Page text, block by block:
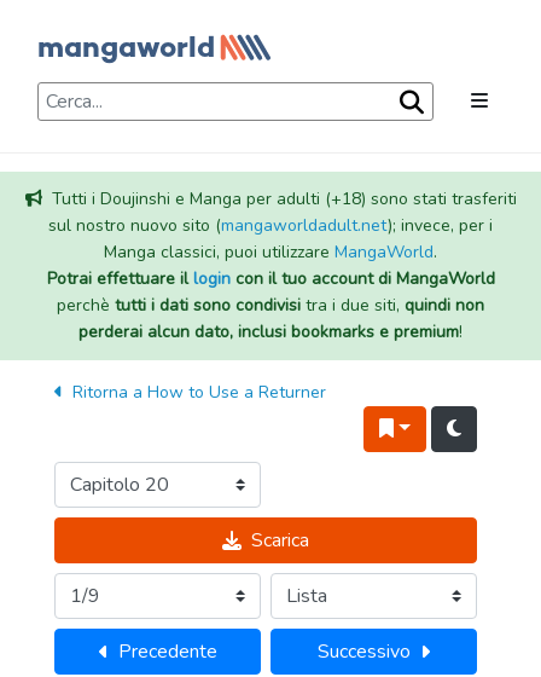
Tutti i Doujinshi e Manga per adulti (+18) sono stati trasferiti
sul nostro nuovo sito (mangaworldadult.net); invece, per i
Manga classici, puoi utilizzare MangaWorld.
Potrai effettuare illogincon il tuo account di MangaWorld
perchè tutti i dati sono condivisi tra i due siti, quindi non
perderai alcun dato, inclusi bookmarks e premium!
Ritorna a How to Use a Returner
Scarica
Precedente Successivo